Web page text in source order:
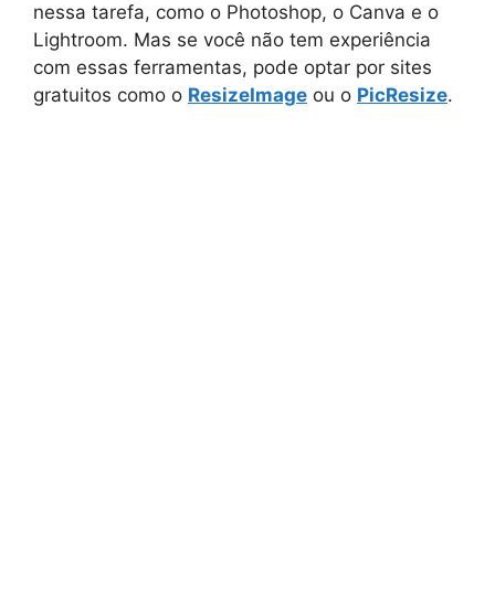
nessa tarefa, como o Photoshop, o Canva e o
Lightroom. Mas se você não tem experiência
com essas ferramentas, pode optar por sites
gratuitos como o ResizeImage ou o PicResize.